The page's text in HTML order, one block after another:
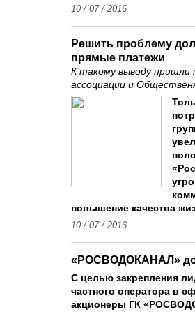
10 / 07 / 2016
Решить проблему
прямые платежи
К такому выводу
ассоциации и
повышение качества
10 / 07 / 2016
«РОСВОДОКАНАЛ»
С целью закрепления
частного оператора в
акционеры ГК